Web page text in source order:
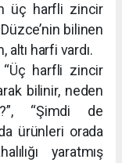
üç harfli zincir
bilinen
harfi vardı.
“Üç harfli zincir
bilinir, neden
“Şimdi de
ürünleri orada
yaratmış